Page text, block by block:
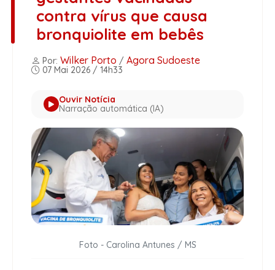
contra vírus que causa
bronquiolite em bebês
Por: Wilker Porto / Agora Sudoeste
07 Mai 2026 / 14h33
Ouvir Notícia
Narração automática (IA)
Foto - Carolina Antunes / MS